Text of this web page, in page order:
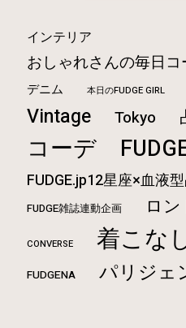
インテリア
おしゃれさんの毎日コ
デニム 本日のFUDGE GIRL
Vintage Tokyo
コーデ
FUDGE.jp12星座×血液
FUDGE雑誌連動企画 ロ
CONVERSE 着こな
FUDGENA
パリジェ